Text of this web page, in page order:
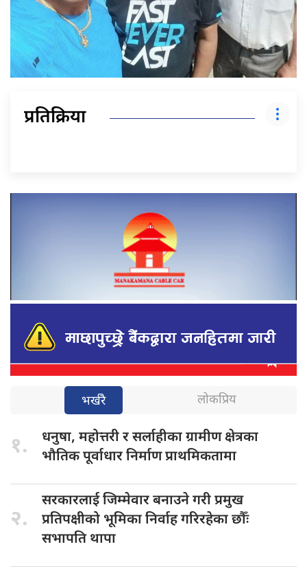
प्रतिक्रिया
भर्खरै लोकप्रिय
१. धनुषा, महोत्तरीर सर्लाहीका ग्रामीण क्षेत्रका
भौतिक पूर्वाधार निर्माण प्राथमिकतामा
२.
सरकारलाई जिम्मेवारबनाउने गरी प्रमुख
प्रतिपक्षीको भूमिका निर्वाह गरिरहेका छौँः
सभापति थापा